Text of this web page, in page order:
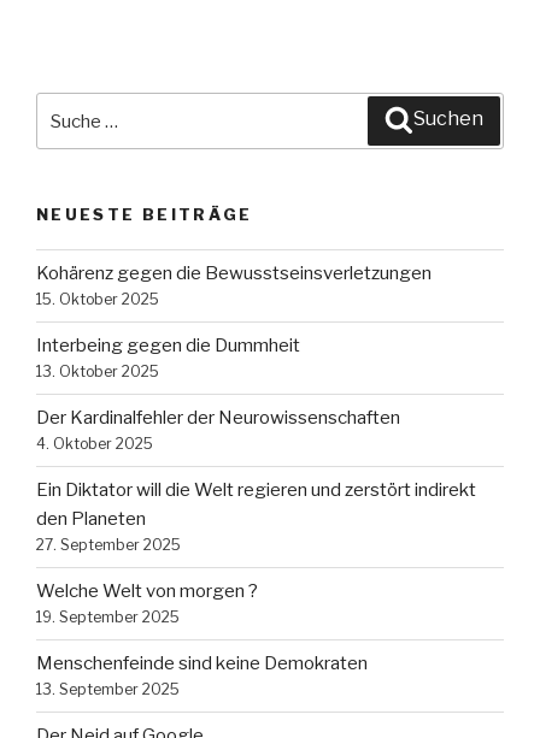
Suchen
NEUESTE BEITRÄGE
Kohärenz gegen die Bewusstseinsverletzungen
15. Oktober 2025
Interbeing gegen die Dummheit
13. Oktober 2025
Der Kardinalfehler der Neurowissenschaften
4. Oktober 2025
Ein Diktator will die Welt regieren und zerstört indirekt
den Planeten
27. September 2025
Welche Welt von morgen ?
19. September 2025
Menschenfeinde sind keine Demokraten
13. September 2025